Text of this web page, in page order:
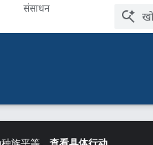
संसाधन